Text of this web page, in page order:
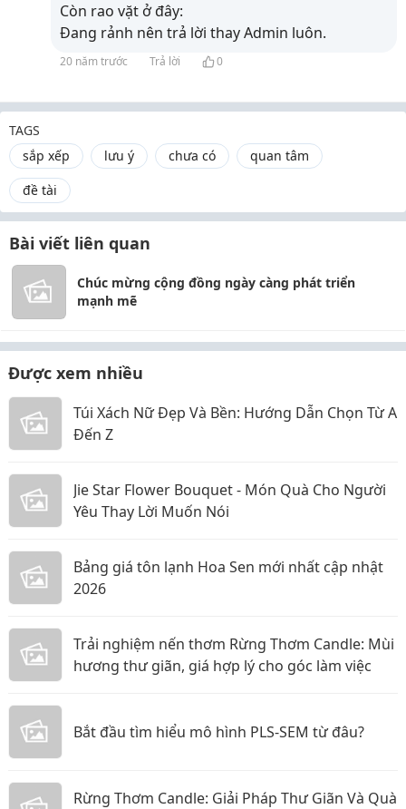
Còn rao vặt ở đây:
Đang rảnh nên trả lời thay Admin luôn.
20 năm trước Trả lời 0
TAGS
sắp xếp
lưu ý chưa có
quan tâm
đề tài
Bài viết liên quan
Chúc mừng cộng đồng ngày càng phát triển
mạnh mẽ
Được xem nhiều
Túi Xách Nữ Đẹp Và Bền: Hướng Dẫn Chọn Từ A
Đến Z
Jie Star Flower Bouquet - Món Quà Cho Người
Yêu Thay Lời Muốn Nói
Bảng giá tôn lạnh Hoa Sen mới nhất cập nhật
2026
Trải nghiệm nến thơm Rừng Thơm Candle: Mùi
hương thư giãn, giá hợp lý cho góc làm việc
Bắt đầu tìm hiểu mô hình PLS-SEM từ đâu?
Rừng Thơm Candle: Giải Pháp Thư Giãn Và Quà